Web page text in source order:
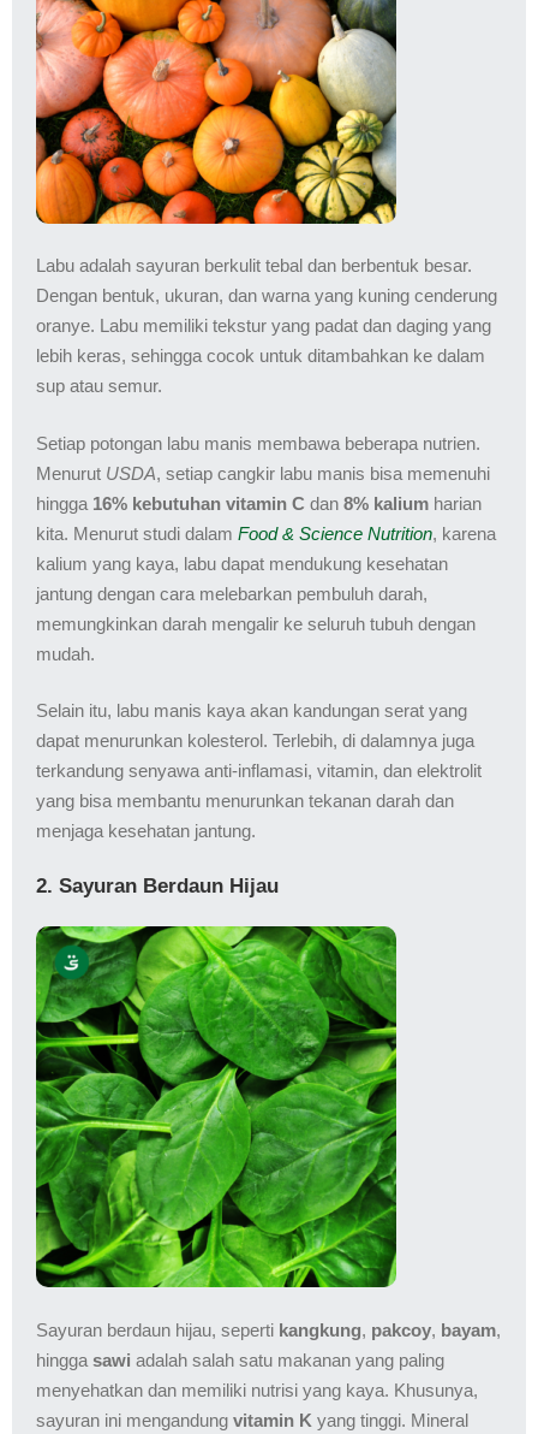
Labu adalah sayuran berkulit tebal dan berbentuk besar.
Dengan bentuk, ukuran, dan warna yang kuning cenderung
oranye. Labu memiliki tekstur yang padat dan daging yang
lebih keras, sehingga cocok untuk ditambahkan ke dalam
sup atau semur.
Setiap potongan labu manis membawa beberapa nutrien.
Menurut USDA, setiap cangkir labu manis bisa memenuhi
hingga 16% kebutuhan vitamin C dan 8% kalium harian
kita. Menurut studi dalam Food & Science Nutrition, karena
kalium yang kaya, labu dapat mendukung kesehatan
jantung dengan cara melebarkan pembuluh darah,
memungkinkan darah mengalir ke seluruh tubuh dengan
mudah.
Selain itu, labu manis kaya akan kandungan serat yang
dapat menurunkan kolesterol. Terlebih, di dalamnya juga
terkandung senyawa anti-inflamasi, vitamin, dan elektrolit
yang bisa membantu menurunkan tekanan darah dan
menjaga kesehatan jantung.
2. Sayuran Berdaun Hijau
Sayuran berdaun hijau, seperti kangkung, pakcoy, bayam,
hingga sawi adalah salah satu makanan yang paling
menyehatkan dan memiliki nutrisi yang kaya. Khusunya,
sayuran ini mengandung vitamin K yang tinggi. Mineral